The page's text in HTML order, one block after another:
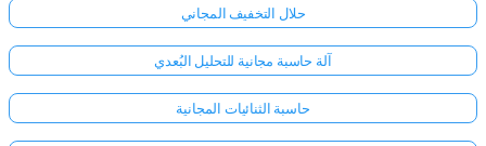
حلال التخفيف المجاني
آلة حاسبة مجانية للتحليل البُعدي
حاسبة الثنائيات المجانية